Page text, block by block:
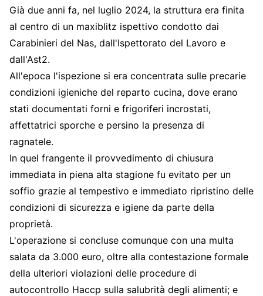
Già due anni fa, nel luglio 2024, la struttura era finita
al centro di un maxiblitz ispettivo condotto dai
Carabinieri del Nas, dall'Ispettorato del Lavoro e
dall'Ast2.
All'epoca l'ispezione si era concentrata sulle precarie
condizioni igieniche del reparto cucina, dove erano
stati documentati forni e frigoriferi incrostati,
affettatrici sporche e persino la presenza di
ragnatele.
In quel frangente il provvedimento di chiusura
immediata in piena alta stagione fu evitato per un
soffio grazie al tempestivo e immediato ripristino delle
condizioni di sicurezza e igiene da parte della
proprietà.
L'operazione si concluse comunque con una multa
salata da 3.000 euro, oltre alla contestazione formale
della ulteriori violazioni delle procedure di
autocontrollo Haccp sulla salubrità degli alimenti; e